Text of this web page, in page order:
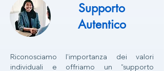
Supporto
Autentico
Riconosciamo l'importanza dei valori
individuali e offriamo un "supporto